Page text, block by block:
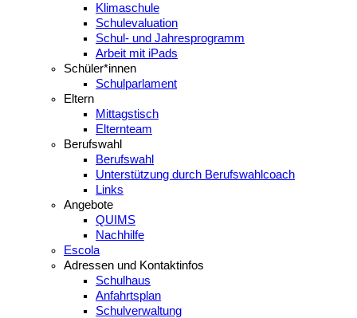
Klimaschule
Schulevaluation
Schul- und Jahresprogramm
Arbeit mit iPads
Schüler*innen
Schulparlament
Eltern
Mittagstisch
Elternteam
Berufswahl
Berufswahl
Unterstützung durch Berufswahlcoach
Links
Angebote
QUIMS
Nachhilfe
Escola
Adressen und Kontaktinfos
Schulhaus
Anfahrtsplan
Schulverwaltung